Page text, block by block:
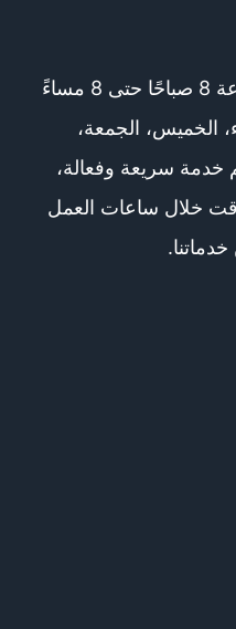
مواعيد العمل: يوميًا من الساعة 8 صباحًا حتى 8 مساءً
الخميس، الجمعة،
خدمة سريعة وفعالة،
خلال ساعات العمل